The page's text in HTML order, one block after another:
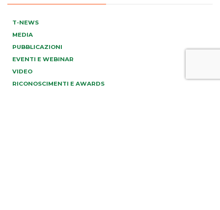
T-NEWS
MEDIA
PUBBLICAZIONI
EVENTI E WEBINAR
VIDEO
RICONOSCIMENTI E AWARDS